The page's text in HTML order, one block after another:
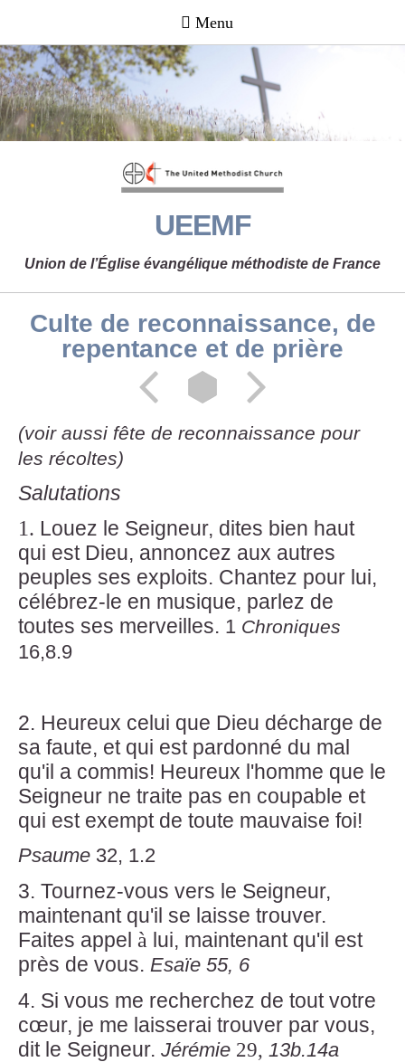
UEEMF
Union de l’Église évangélique méthodiste de France
Culte de reconnaissance, de
repentance et de prière
(voir aussi fête de reconnaissance pour
les récoltes)
Salutations
1. Louez le Seigneur, dites bien haut
qui est Dieu, annoncez aux autres
peuples ses exploits. Chantez pour lui,
célébrez-le en musique, parlez de
toutes ses merveilles. 1 Chroniques
16,8.9
2. Heureux celui que Dieu décharge de
sa faute, et qui est pardonné du mal
qu'il a commis! Heureux l'homme que le
Seigneur ne traite pas en coupable et
qui est exempt de toute mauvaise foi!
Psaume 32, 1.2
3. Tournez-vous vers le Seigneur,
maintenant qu'il se laisse trouver.
Faites appel à lui, maintenant qu'il est
près de vous. Esaïe 55, 6
4. Si vous me recherchez de tout votre
cœur, je me laisserai trouver par vous,
dit le Seigneur. Jérémie 29, 13b.14a